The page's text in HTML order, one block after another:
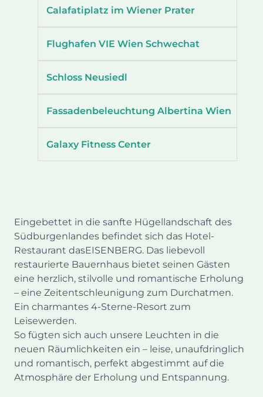
Calafatiplatz im Wiener Prater
Flughafen VIE Wien Schwechat
Schloss Neusiedl
Fassadenbeleuchtung Albertina Wien
Galaxy Fitness Center
Eingebettet in die sanfte Hügellandschaft des
Südburgenlandes befindet sich das Hotel-
Restaurant dasEISENBERG. Das liebevoll
restaurierte Bauernhaus bietet seinen Gästen
eine herzlich, stilvolle und romantische Erholung
– eine Zeitentschleunigung zum Durchatmen.
Ein charmantes 4-Sterne-Resort zum
Leisewerden.
So fügten sich auch unsere Leuchten in die
neuen Räumlichkeiten ein – leise, unaufdringlich
und romantisch, perfekt abgestimmt auf die
Atmosphäre der Erholung und Entspannung.